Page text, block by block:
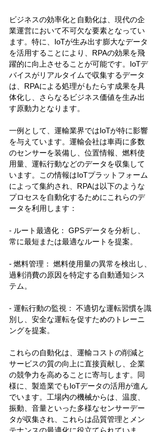
ビジネスの効率化と自動化は、現代の企
業運営において不可欠な要素となってい
ます。特に、IoTが生み出す膨大なデータ
を活用することにより、RPAの効果を飛
躍的に向上させることが可能です。IoTデ
バイスがリアルタイムで収集するデータ
は、RPAによる処理がもたらす成果を具
体化し、さらなるビジネス価値を生み出
す原動力となります。
一例として、運輸業界ではIoTが特に影響
を与えています。運輸会社は車両に多数
のセンサーを装備し、位置情報、燃料使
用量、運転行動などのデータを収集して
います。この情報はIoTプラットフォーム
によって集約され、RPAは以下のような
プロセスを自動化するためにこれらのデ
ータを利用します：
- ルート最適化： GPSデータを分析し、
常に最短または最適なルートを提案。
- 燃料管理： 燃料使用量の異常を検出し、
過剰消費の原因を特定する自動通知シス
テム。
- 運転行動の監視： 不適切な運転習慣を識
別し、安全な運転を促すためのトレーニ
ングを提案。
これらの自動化は、運輸コストの削減と
サービスの質の向上に直接貢献し、企業
の競争力を高めることに寄与します。同
様に、製造業でもIoTデータの活用が進ん
でいます。工場内の機械からは、温度、
振動、音量といった多様なセンサーデー
タが収集され、これらは品質管理とメン